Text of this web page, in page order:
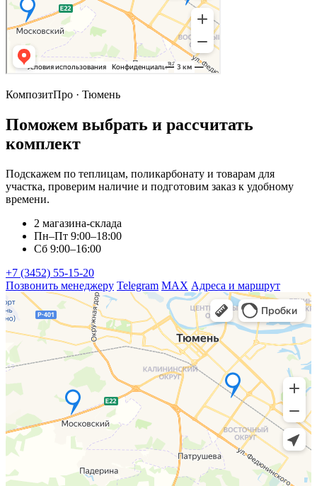
КомпозитПро · Тюмень
Поможем выбрать и рассчитать
комплект
Подскажем по теплицам, поликарбонату и товарам для
участка, проверим наличие и подготовим заказ к удобному
времени.
2 магазина-склада
Пн–Пт 9:00–18:00
Сб 9:00–16:00
+7 (3452) 55-15-20
Позвонить менеджеру Telegram MAX Адреса и маршрут